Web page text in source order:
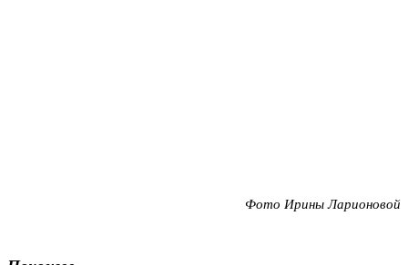
Фото Ирины Ларионовой